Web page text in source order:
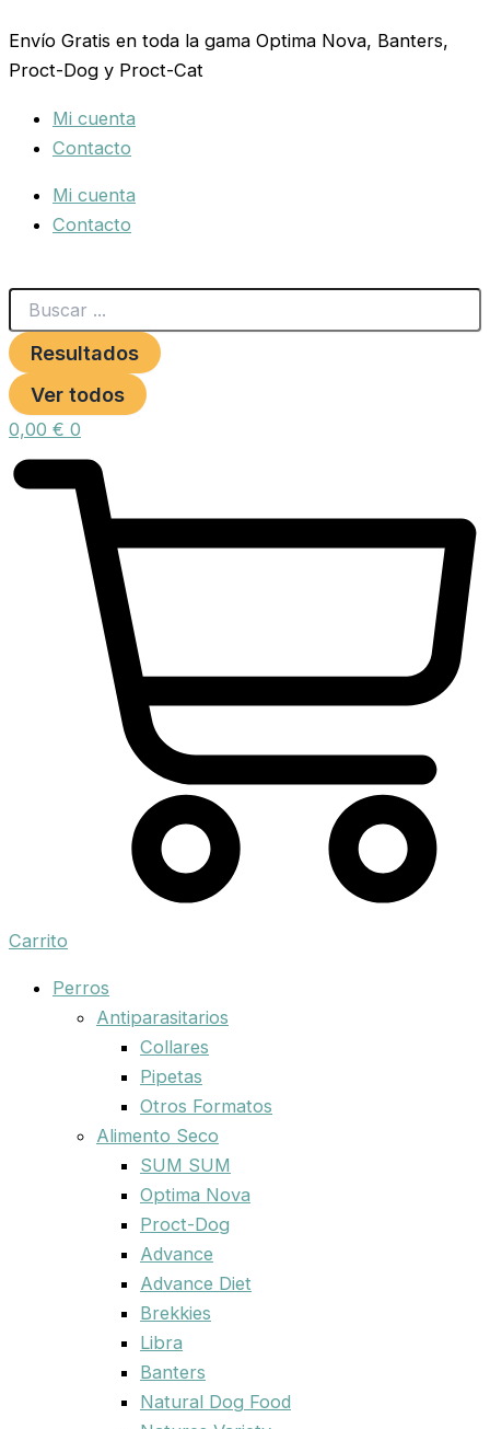
al
contenido
Envío Gratis en toda la gama Optima Nova, Banters,
Proct-Dog y Proct-Cat
Mi cuenta
Contacto
Mi cuenta
Contacto
...
Resultados
Ver todos
0,00 € 0
Carrito
Perros
Antiparasitarios
Collares
Pipetas
Otros Formatos
Alimento Seco
SUM SUM
Optima Nova
Proct-Dog
Advance
Advance Diet
Brekkies
Libra
Banters
Natural Dog Food
JAULA
KRISTAL
5
PRESTIGE
cantidad